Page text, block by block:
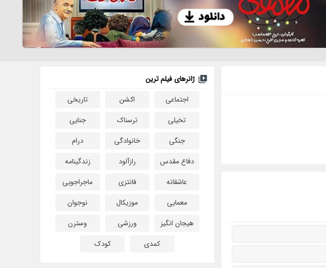
ژانرهای فیلم ترین
اجتماعی
اکشن
تاریخی
تخیلی
ترسناک
جنایی
جنگی
خانوادگی
درام
دفاع مقدس
رازآلود
زندگینامه
عاشقانه
فانتزی
ماجراجویی
معمایی
موزیکال
نوجوان
هیجان انگیز
ورزشی
وسترن
کمدی
کودک